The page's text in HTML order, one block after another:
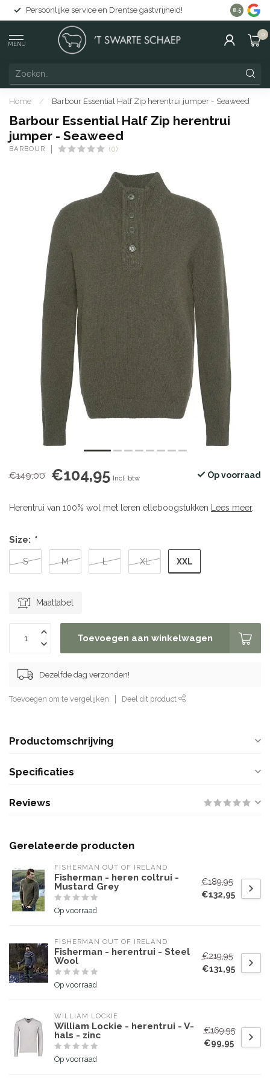
Persoonlijke service en Drentse gastvrijheid! Gratis
8.5
MENU
0
Home / Barbour Essential Half Zip herentrui jumper - Seaweed
Barbour Essential Half Zip herentrui
jumper - Seaweed
BARBOUR (0)
€149,00 €104,95 Incl. btw Op voorraad
Herentrui van 100% wol met leren elleboogstukken Lees meer.
Size: *
S M L XL XXL
Maattabel
Toevoegen aan winkelwagen
Dezelfde dag verzonden!
Toevoegen om te vergelijken Deel dit product
Productomschrijving
Specificaties
Reviews
Gerelateerde producten
FISHERMAN OUT OF IRELAND
Fisherman - heren coltrui -
Mustard Grey
Op voorraad
€189,95
€132,95
FISHERMAN OUT OF IRELAND
Fisherman - herentrui - Steel
Wool
Op voorraad
€219,95
€131,95
WILLIAM LOCKIE
William Lockie - herentrui - V-
hals - zinc
Op voorraad
€169,95
€99,95